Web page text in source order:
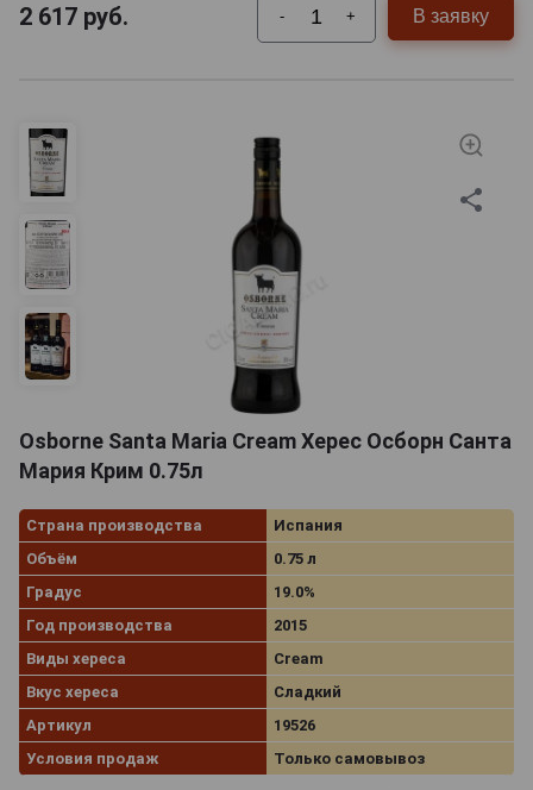
2 617 руб. - + В заявку
Osborne Santa Maria Cream Херес Осборн Санта
Мария Крим 0.75л
Страна производства
Испания
Объём
0.75 л
Градус
19.0%
Год производства
2015
Виды хереса
Cream
Вкус хереса
Сладкий
Артикул
19526
Условия продаж
Только самовывоз